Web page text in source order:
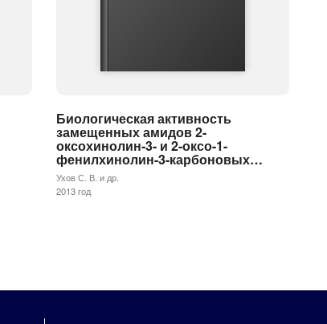
Биологическая активность
замещенных амидов 2-
оксохинолин-3- и 2-оксо-1-
фенилхинолин-3-карбоновых…
Ухов С. В. и др.
2013 год